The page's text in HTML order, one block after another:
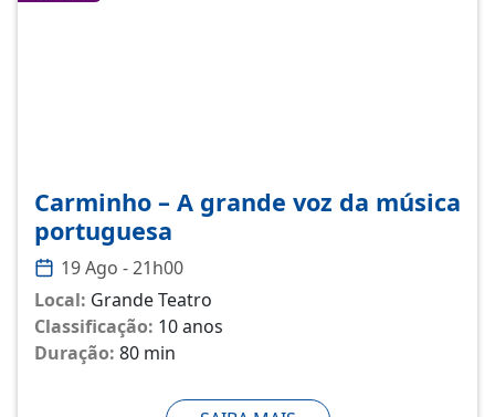
Carminho – A grande voz da música
portuguesa
19 Ago - 21h00
Local: Grande Teatro
Classificação: 10 anos
Duração: 80 min